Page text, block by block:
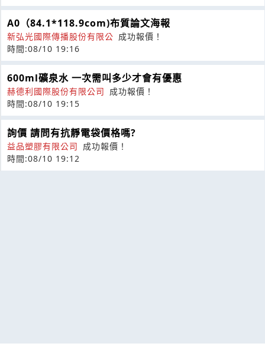
A0（84.1*118.9com)布質論文海報
新弘光國際傳播股份有限公 成功報價！
時間:08/10 19:16
600ml礦泉水 一次需叫多少才會有優惠
赫德利國際股份有限公司 成功報價！
時間:08/10 19:15
詢價 請問有抗靜電袋價格嗎?
益品塑膠有限公司 成功報價！
時間:08/10 19:12